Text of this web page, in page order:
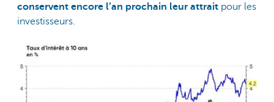
conservent encore l’an prochain leur attrait pour les
investisseurs.